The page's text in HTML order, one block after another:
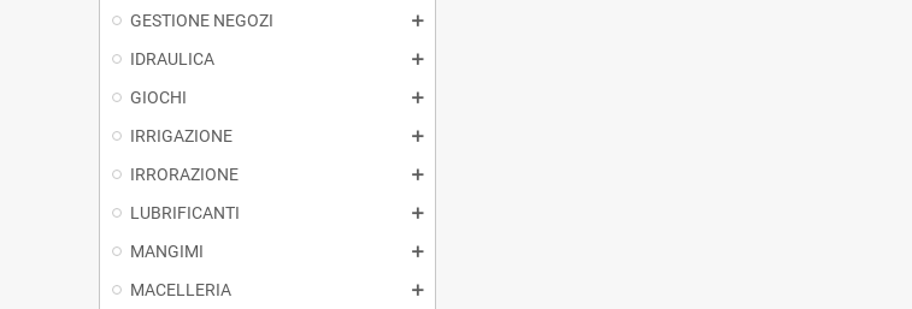
GESTIONE NEGOZI
IDRAULICA
GIOCHI
IRRIGAZIONE
IRRORAZIONE
LUBRIFICANTI
MANGIMI
MACELLERIA